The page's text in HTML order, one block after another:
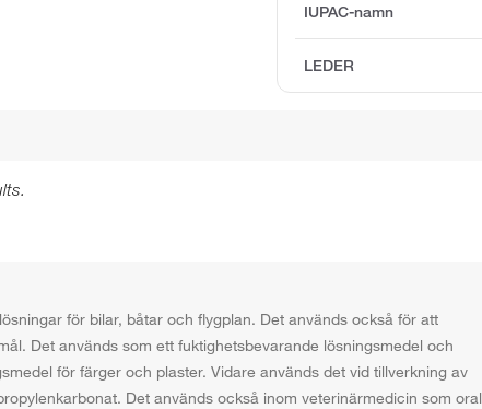
IUPAC-namn
LEDER
för bilar, båtar och flygplan. Det används också för att
Det används som ett fuktighetsbevarande lösningsmedel och
för färger och plaster. Vidare används det vid tillverkning av
Det används också inom veterinärmedicin som oral